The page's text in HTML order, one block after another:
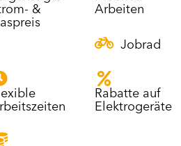
&
Arbeiten
Jobrad
Rabatte auf
Elektrogeräte